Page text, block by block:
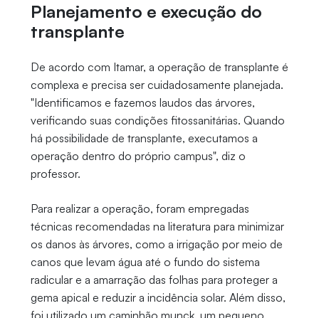
Planejamento e execução do
transplante
De acordo com Itamar, a operação de transplante é
complexa e precisa ser cuidadosamente planejada.
"Identificamos e fazemos laudos das árvores,
verificando suas condições fitossanitárias. Quando
há possibilidade de transplante, executamos a
operação dentro do próprio campus", diz o
professor.
Para realizar a operação, foram empregadas
técnicas recomendadas na literatura para minimizar
os danos às árvores, como a irrigação por meio de
canos que levam água até o fundo do sistema
radicular e a amarração das folhas para proteger a
gema apical e reduzir a incidência solar. Além disso,